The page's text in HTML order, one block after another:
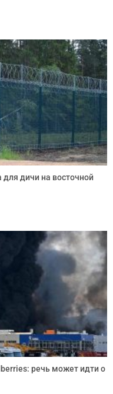
дичи на восточной
речь может идти о